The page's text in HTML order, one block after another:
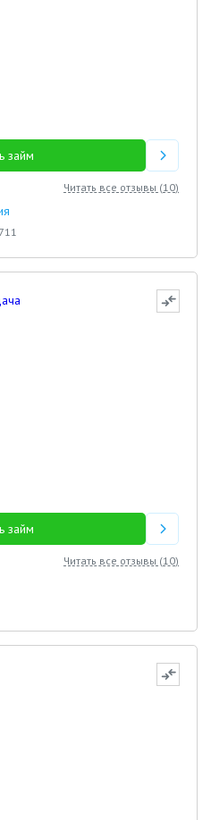
займ
Читать все отзывы (10)
займ
Читать все отзывы (10)